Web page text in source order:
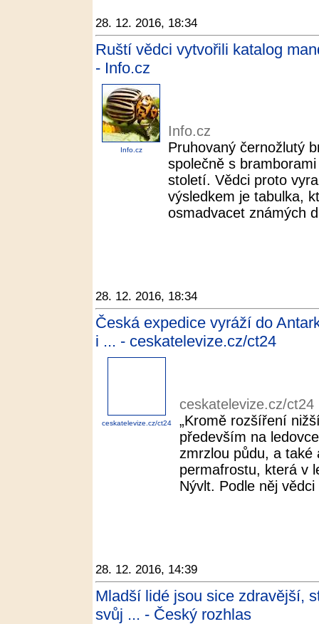
28. 12. 2016, 18:34
Ruští vědci vytvořili katalog
- Info.cz
Info.cz
Info.cz
Pruhovaný černožlutý
společně s
století. Vědci proto
výsledkem je tabulka,
osmadvacet známých
28. 12. 2016, 18:34
Česká expedice vyráží do
i ... - ceskatelevize.cz/ct24
ceskatelevize.cz/ct24
ceskatelevize.cz/ct24
„Kromě rozšíření
především na
zmrzlou půdu, a
permafrostu, která v
Nývlt. Podle něj
28. 12. 2016, 14:39
Mladší lidé jsou sice zdravější,
svůj ... - Český rozhlas